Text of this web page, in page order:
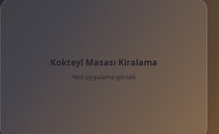
Kokteyl Masası Kiralama
Yeni uygulama görseli